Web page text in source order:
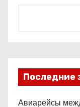
Последние
Авиарейсы